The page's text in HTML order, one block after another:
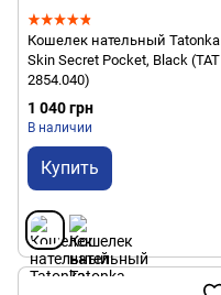
Кошелек нательный Tatonka
Skin Secret Pocket, Black (TAT
2854.040)
1 040 грн
В наличии
Купить